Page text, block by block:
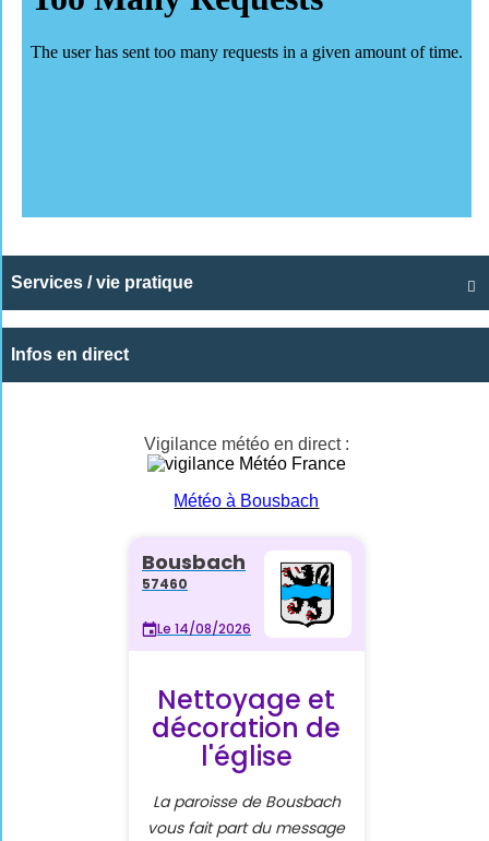

Services / vie pratique
Infos en direct
Vigilance météo en direct :
Météo à Bousbach